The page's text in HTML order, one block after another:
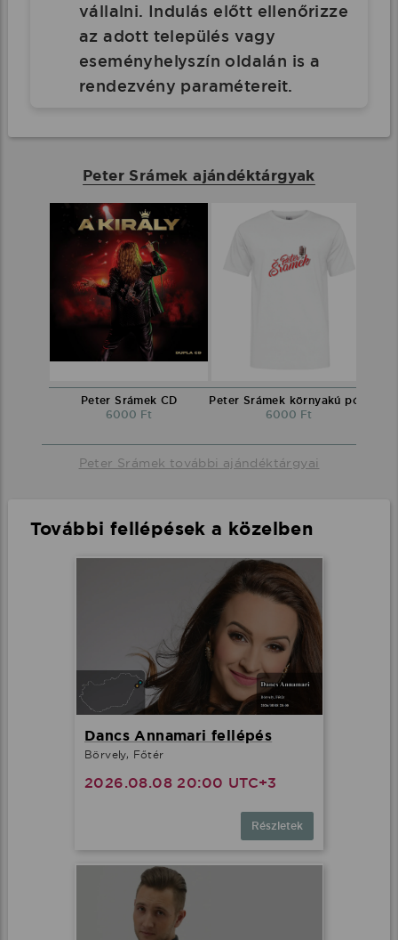
vállalni. Indulás előtt ellenőrizze
az adott település vagy
eseményhelyszín oldalán is a
rendezvény paramétereit.
Peter Srámek ajándéktárgyak
Peter Srámek CD
6000 Ft
6000 Ft
Peter Srámek további ajándéktárgyai
További fellépések a közelben
Dancs Annamari fellépés
Börvely, Főtér
2026.08.08 20:00 UTC+3
Részletek